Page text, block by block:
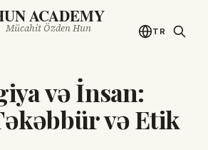
ACADEMY
Mücahit Özden Hun TR
və İnsan:
və Etik